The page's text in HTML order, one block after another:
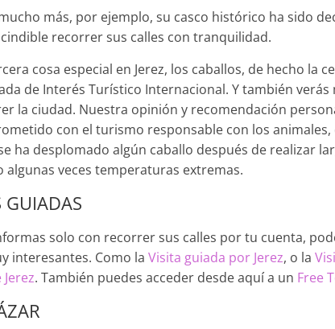
más, por ejemplo, su casco histórico ha sido
recorrer sus calles con tranquilidad.
cosa especial en Jerez, los caballos, de hecho la
de Interés Turístico Internacional. Y también
la ciudad. Nuestra opinión y recomendación
con el turismo responsable con los
ha desplomado algún caballo después de realizar
veces temperaturas extremas.
GUIADAS
solo con recorrer sus calles por tu cuenta,
interesantes. Como la Visita guiada por Jerez, o la
. También puedes acceder desde aquí a un Free